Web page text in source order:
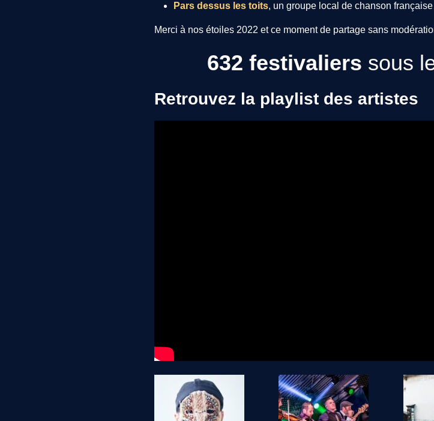
Pars dessus les toits, un groupe local de chanson
Merci à nos étoiles 2022 et ce moment de partage sans
632 festivaliers sous
Retrouvez la playlist des artistes